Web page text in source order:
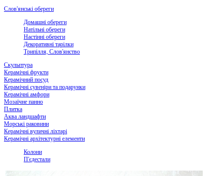
Слов'янські обереги
Домашні обереги
Натільні обереги
Настінні обереги
Декоративні тарілки
Трипілля, Слов'янство
Скульптура
Керамічні фрукти
Керамічний посуд
Керамічні сувеніри та подарунки
Керамічні амфори
Мозаїчне панно
Плитка
Аква ландшафти
Морські раковини
Керамічні вуличні ліхтарі
Керамічні архітектурні елементи
Колони
П'єдестали